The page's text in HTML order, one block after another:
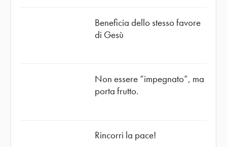
Beneficia dello stesso favore
di Gesù
Non essere “impegnato”, ma
porta frutto.
Rincorri la pace!